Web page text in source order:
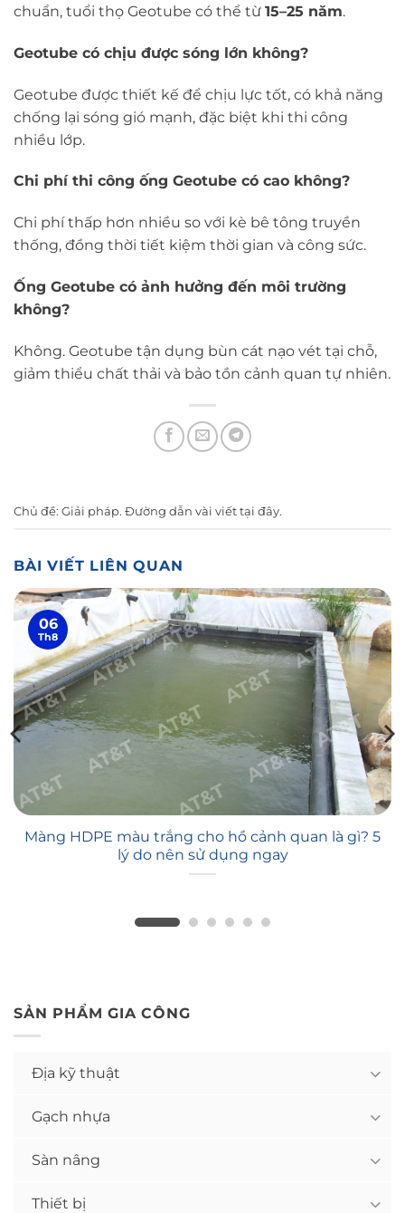
chuẩn, tuổi thọ Geotube có thể từ 15–25 năm.
Geotube có chịu được sóng lớn không?
Geotube được thiết kế để chịu lực tốt, có khả năng
chống lại sóng gió mạnh, đặc biệt khi thi công
nhiều lớp.
Chi phí thi công ống Geotube có cao không?
Chi phí thấp hơn nhiều so với kè bê tông truyền
thống, đồng thời tiết kiệm thời gian và công sức.
Ống Geotube có ảnh hưởng đến môi trường
không?
Không. Geotube tận dụng bùn cát nạo vét tại chỗ,
giảm thiểu chất thải và bảo tồn cảnh quan tự nhiên.
Chủ đề: Giải pháp. Đường dẫn vài viết tại đây.
BÀI VIẾT LIÊN QUAN
Màng HDPE màu trắng cho hồ cảnh quan là gì? 5
lý do nên sử dụng ngay
06
Th8
SẢN PHẨM GIA CÔNG
Địa kỹ thuật
Gạch nhựa
Sàn nâng
Thiết bị